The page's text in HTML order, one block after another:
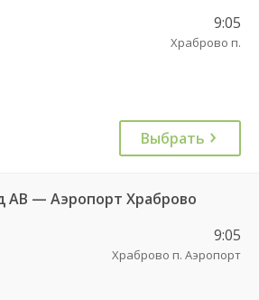
9:05
Храброво п.
Выбрать
АВ — Аэропорт Храброво
9:05
Храброво п. Аэропорт